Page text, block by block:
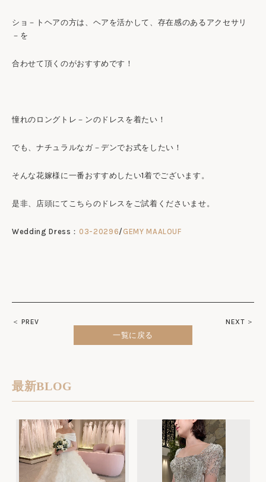
ショ－トヘアの方は、ヘアを活かして、存在感のあるアクセサリ
－を
合わせて頂くのがおすすめです！
憧れのロングトレ－ンのドレスを着たい！
でも、ナチュラルなガ－デンでお式をしたい！
そんな花嫁様に一番おすすめしたい1着でございます。
是非、店頭にてこちらのドレスをご試着くださいませ。
Wedding Dress：03-20296/GEMY MAALOUF
＜ PREV NEXT ＞
一覧に戻る
最新BLOG